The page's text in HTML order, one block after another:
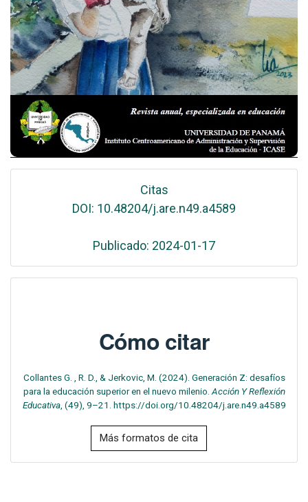
Citas
DOI: 10.48204/j.are.n49.a4589
Publicado: 2024-01-17
Cómo citar
Collantes G. , R. D., & Jerkovic, M. (2024). Generación Z: desafíos
para la educación superior en el nuevo milenio.Acción Y Reflexión
Educativa, (49), 9–21. https://doi.org/10.48204/j.are.n49.a4589
Más formatos de cita